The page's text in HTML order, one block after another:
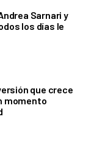
Sarnari y
los días le
que crece
momento